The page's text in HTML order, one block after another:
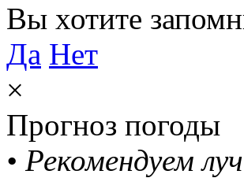
Вы хотите
Да Нет
×
Прогноз погоды
• Рекомендуем